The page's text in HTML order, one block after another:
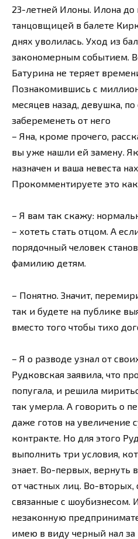
23-летней Илоны. Илона
танцовщицей в балете
днях уволилась. Уход из
закономерным событием.
Батурина не теряет
Познакомившись с
месяцев назад, девушка,
забеременеть от него
– Яна, кроме прочего,
вы уже нашли ей замену.
назначен и ваша невеста
Прокомментируете это
– Я вам так скажу:
– хотеть стать отцом. А
порядочный человек
фамилию детям.
– Понятно. Значит,
так и будете на публике
вместо того чтобы тихо
– Я о разводе узнал от
Рудковская заявила, что
попугала, и решила
так умерла. А говорить о
даже готов на увеличение
контракте. Но для этого
выполнить три условия,
знает. Во-первых, вернуть
от частных лиц. Во-вторых,
связанные с шоубизнесом.
незаконную
имею в виду черный нал за